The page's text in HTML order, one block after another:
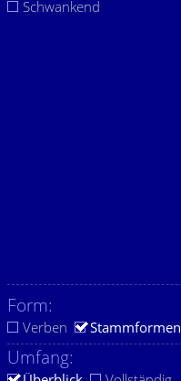
Schwankend
Form:
Verben Stammformen
Umfang: